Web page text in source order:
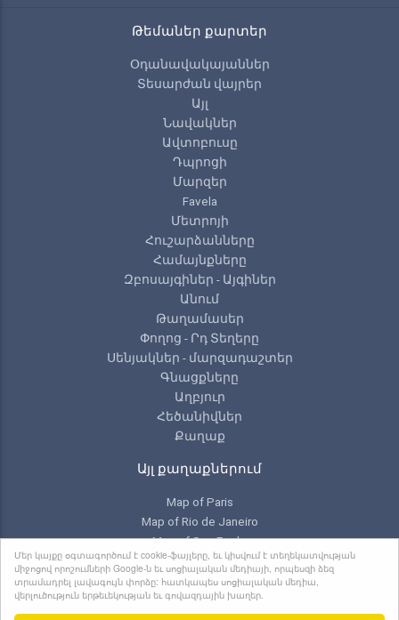
Մեր կայքը օգտագործում է cookie-ֆայլերը, եւ կիսվում է տեղեկատվության
միջոցով որոշումների Google-ն եւ սոցիալական մեդիայի, որպեսզի ձեզ
տրամադրել լավագույն փորձը: հատկապես սոցիալական մեդիա,
վերլուծություն երթեւեկության եւ գովազդային խաղեր.
Թեմաներ քարտեր
Օդանավակայաններ
Տեսարժան վայրեր
Այլ
Նավակներ
Ավտոբուսը
Դպրոցի
Մարզեր
Favela
Մետրոյի
Հուշարձանները
Համայնքները
Զբոսայգիներ - Այգիներ
Անում
Թաղամասեր
Փողոց - Րդ Տեղերը
Սենյակներ - մարզադաշտեր
Գնացքները
Աղբյուր
Հեծանիվներ
Քաղաք
Այլ քաղաքներում
Map of Paris
Map of Rio de Janeiro
Map of Sao Paulo
Map of Toronto